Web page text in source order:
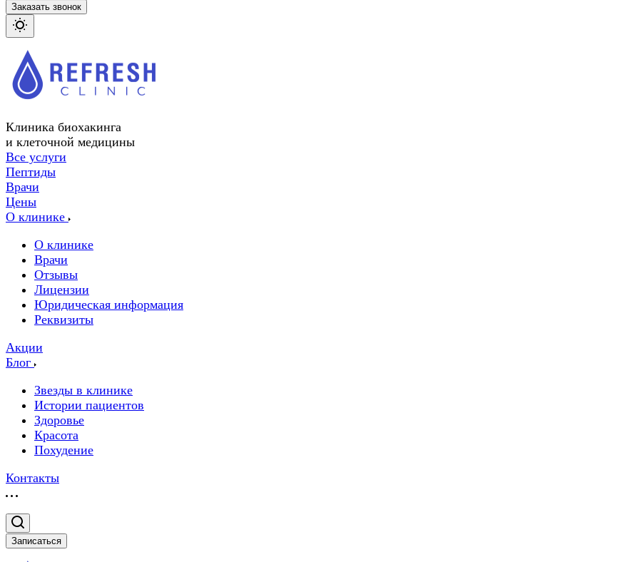
Заказать звонок
Клиника биохакинга
и клеточной медицины
Все услуги
Пептиды
Врачи
Цены
О клинике
О клинике
Врачи
Отзывы
Лицензии
Юридическая информация
Реквизиты
Акции
Блог
Звезды в клинике
Истории пациентов
Здоровье
Красота
Похудение
Контакты
Записаться